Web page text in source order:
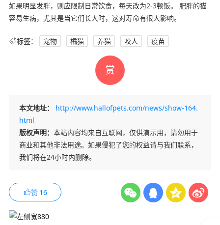
如果明显发胖，则应限制日常饮食，每天改为2-3顿饭。 肥胖的猫
容易生病，尤其是当它们长大时，这对寿命有很大影响。
标签： 宠物 橘猫 养猫 咬人 疫苗
赏
本文地址：
http://www.hallofpets.com/news/show-164.
html
版权声明： 本站内容均来自互联网，仅供演示用，请勿用于
商业和其他非法用途。如果侵犯了您的权益请与我们联系，
我们将在24小时内删除。
赞 16